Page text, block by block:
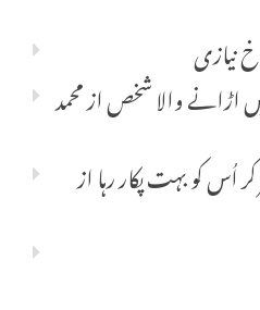
نیازی
اڑانے والا شخصازمحمد
اُس کو بہت پکار رہااز